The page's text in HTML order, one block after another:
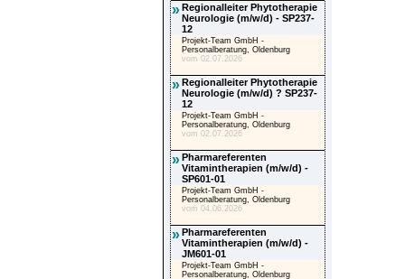
»Regionalleiter Phytotherapie
Neurologie (m/w/d) - SP237-
12
Projekt-Team GmbH -
Personalberatung, Oldenburg
vom 02.07.2026
»Regionalleiter Phytotherapie
Neurologie (m/w/d) ? SP237-
12
Projekt-Team GmbH -
Personalberatung, Oldenburg
vom 02.07.2026
»Pharmareferenten
Vitamintherapien (m/w/d) -
SP601-01
Projekt-Team GmbH -
Personalberatung, Oldenburg
vom 04.06.2026
»Pharmareferenten
Vitamintherapien (m/w/d) -
JM601-01
Projekt-Team GmbH -
Personalberatung, Oldenburg